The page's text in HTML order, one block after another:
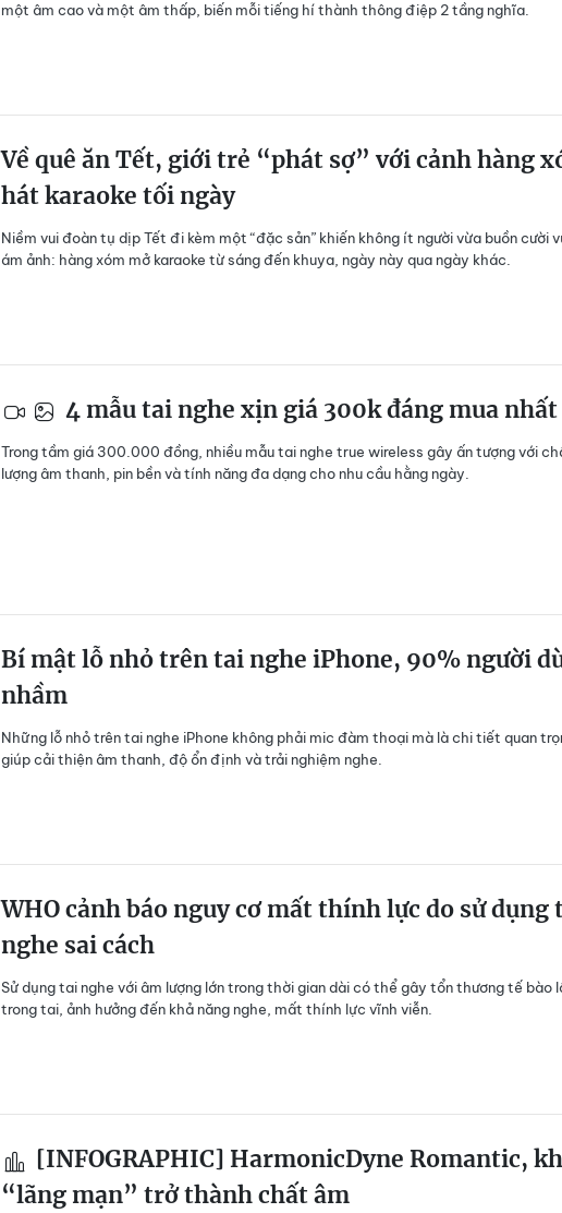
một âm cao và một âm thấp, biến mỗi tiếng hí thành thông điệp 2 tầng nghĩa.
Về quê ăn Tết, giới trẻ “phát sợ” với cảnh hàng
hát karaoke tối ngày
Niềm vui đoàn tụ dịp Tết đi kèm một “đặc sản” khiến không ít người vừa buồn cười
ám ảnh: hàng xóm mở karaoke từ sáng đến khuya, ngày này qua ngày khác.
4 mẫu tai nghe xịn giá 300k đáng mua nhất
Trong tầm giá 300.000 đồng, nhiều mẫu tai nghe true wireless gây ấn tượng với
lượng âm thanh, pin bền và tính năng đa dạng cho nhu cầu hằng ngày.
Bí mật lỗ nhỏ trên tai nghe iPhone, 90% người
nhầm
Những lỗ nhỏ trên tai nghe iPhone không phải mic đàm thoại mà là chi tiết quan
giúp cải thiện âm thanh, độ ổn định và trải nghiệm nghe.
WHO cảnh báo nguy cơ mất thính lực do sử dụng
nghe sai cách
Sử dụng tai nghe với âm lượng lớn trong thời gian dài có thể gây tổn thương tế bào
trong tai, ảnh hưởng đến khả năng nghe, mất thính lực vĩnh viễn.
[INFOGRAPHIC] HarmonicDyne Romantic,
“lãng mạn” trở thành chất âm